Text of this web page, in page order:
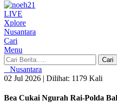
LIVE
Xplore
Nusantara
Cari
Menu
Cari
Nusantara
02 Jul 2026 | Dilihat: 1179 Kali
Bea Cukai Ngurah Rai-Polda